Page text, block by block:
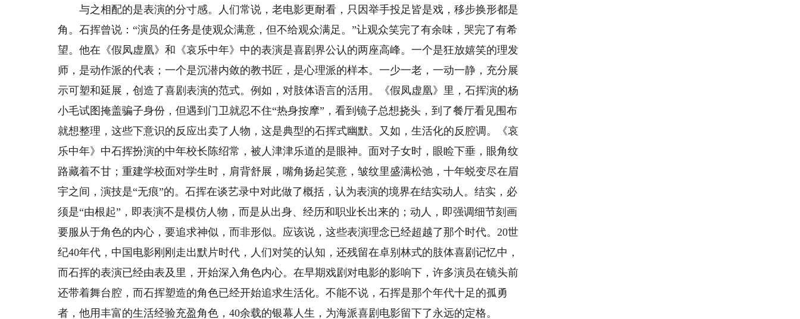
与之相配的是表演的分寸感。人们常说，老电影更耐看，只因举手投足皆是戏，移步换形都是
角。石挥曾说：“演员的任务是使观众满意，但不给观众满足。”让观众笑完了有余味，哭完了有希
望。他在《假凤虚凰》和《哀乐中年》中的表演是喜剧界公认的两座高峰。一个是狂放嬉笑的理发
师，是动作派的代表；一个是沉潜内敛的教书匠，是心理派的样本。一少一老，一动一静，充分展
示可塑和延展，创造了喜剧表演的范式。例如，对肢体语言的活用。《假凤虚凰》里，石挥演的杨
小毛试图掩盖骗子身份，但遇到门卫就忍不住“热身按摩”，看到镜子总想挠头，到了餐厅看见围布
就想整理，这些下意识的反应出卖了人物，这是典型的石挥式幽默。又如，生活化的反腔调。《哀
乐中年》中石挥扮演的中年校长陈绍常，被人津津乐道的是眼神。面对子女时，眼睑下垂，眼角纹
路藏着不甘；重建学校面对学生时，肩背舒展，嘴角扬起笑意，皱纹里盛满松弛，十年蜕变尽在眉
宇之间，演技是“无痕”的。石挥在谈艺录中对此做了概括，认为表演的境界在结实动人。结实，必
须是“由根起”，即表演不是模仿人物，而是从出身、经历和职业长出来的；动人，即强调细节刻画
要服从于角色的内心，要追求神似，而非形似。应该说，这些表演理念已经超越了那个时代。20世
纪40年代，中国电影刚刚走出默片时代，人们对笑的认知，还残留在卓别林式的肢体喜剧记忆中，
而石挥的表演已经由表及里，开始深入角色内心。在早期戏剧对电影的影响下，许多演员在镜头前
还带着舞台腔，而石挥塑造的角色已经开始追求生活化。不能不说，石挥是那个年代十足的孤勇
者，他用丰富的生活经验充盈角色，40余载的银幕人生，为海派喜剧电影留下了永远的定格。